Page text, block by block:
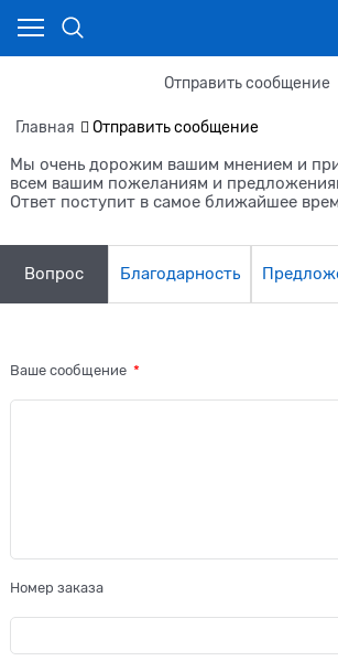
Отправить сообщение
Главная Отправить сообщение
Мы очень дорожим вашим мнением и
всем вашим пожеланиям и
Ответ поступит в самое ближайшее
Вопрос Благодарность
Ваше сообщение
Номер заказа